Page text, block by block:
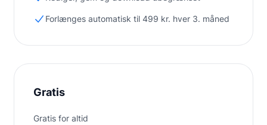
Forlænges automatisk til 499 kr. hver 3. måned
Gratis
Gratis for altid